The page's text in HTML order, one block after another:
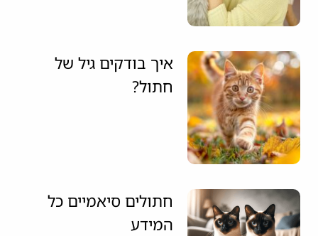
איך בודקים גיל של
חתול?
חתולים סיאמיים כל
המידע